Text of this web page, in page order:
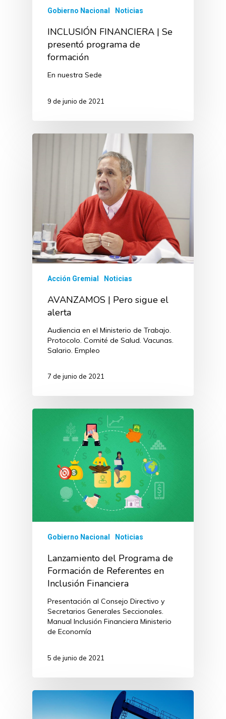
Gobierno Nacional Noticias
INCLUSIÓN FINANCIERA | Se
presentó programa de
formación
En nuestra Sede
9 de junio de 2021
Acción Gremial Noticias
AVANZAMOS | Pero sigue el
alerta
Audiencia en el Ministerio de Trabajo.
Protocolo. Comité de Salud. Vacunas.
Salario. Empleo
7 de junio de 2021
Gobierno Nacional Noticias
Lanzamiento del Programa de
Formación de Referentes en
Inclusión Financiera
Presentación al Consejo Directivo y
Secretarios Generales Seccionales.
Manual Inclusión Financiera Ministerio
de Economía
5 de junio de 2021